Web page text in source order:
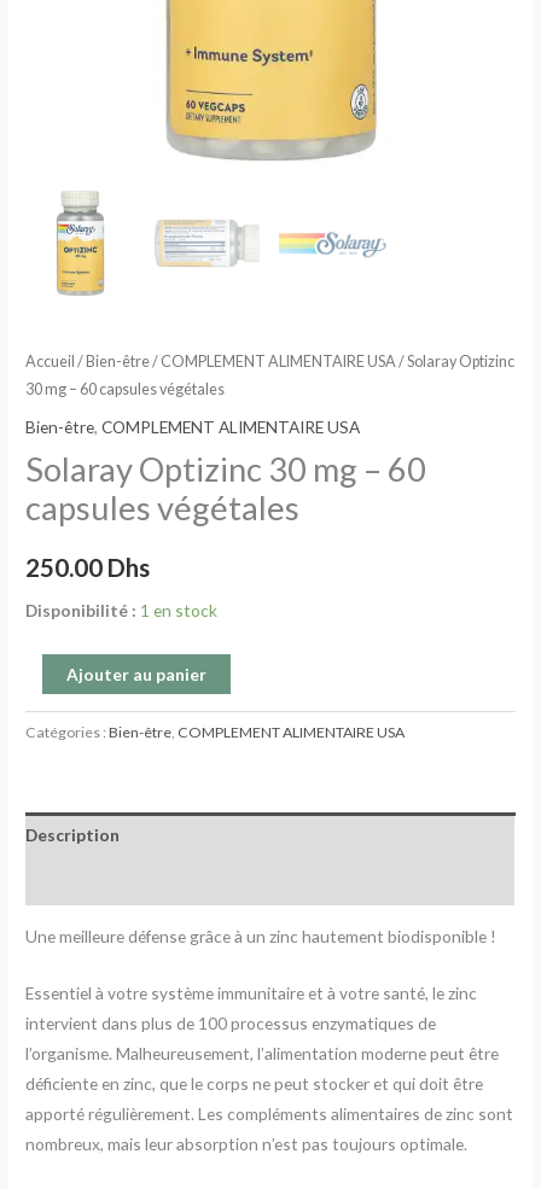
Accueil / Bien-être/ COMPLEMENT ALIMENTAIRE USA/ Solaray Optizinc
30 mg – 60 capsules végétales
Bien-être,COMPLEMENT ALIMENTAIRE USA
Solaray Optizinc 30 mg – 60
capsules végétales
250.00 Dhs
Disponibilité : 1 en stock
Ajouter au panier
Catégories :Bien-être COMPLEMENT ALIMENTAIRE USA
Description
Une meilleure défense grâce à un zinc hautement biodisponible !
Essentiel à votre système immunitaire et à votre santé, le zinc
intervient dans plus de 100 processus enzymatiques de
l’organisme. Malheureusement, l’alimentation moderne peut être
déficiente en zinc, que le corps ne peut stocker et qui doit être
apporté régulièrement. Les compléments alimentaires de zinc sont
nombreux, mais leur absorption n’est pas toujours optimale.